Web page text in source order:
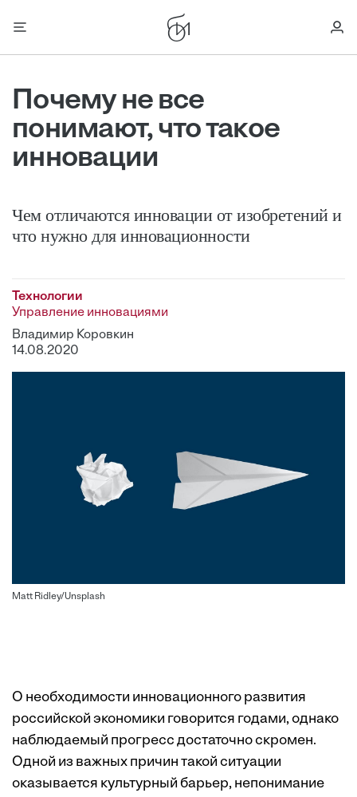
Почему не все
понимают, что такое
инновации
Чем отличаются инновации от изобретений и
что нужно для инновационности
Технологии
Управление инновациями
Владимир Коровкин
14.08.2020
Matt Ridley/Unsplash
О необходимости инновационного развития
российской экономики говорится годами, однако
наблюдаемый прогресс достаточно скромен.
Одной из важных причин такой ситуации
оказывается культурный барьер, непонимание